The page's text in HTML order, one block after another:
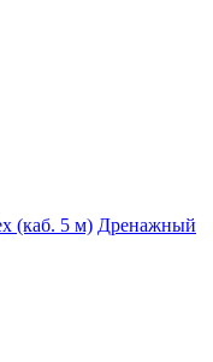
(каб. 5 м) Дренажный